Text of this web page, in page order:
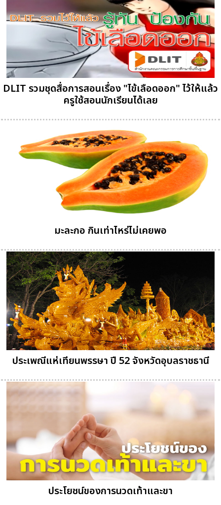
DLIT รวมชุดสื่อการสอนเรื่อง "ไข้เลือดออก" ไว้ให้แล้ว
ครูใช้สอนนักเรียนได้เลย
มะละกอ กินเท่าไหร่ไม่เคยพอ
ประเพณีแห่เทียนพรรษา ปี 52 จังหวัดอุบลราชธานี
ประโยชน์ของการนวดเท้าและขา